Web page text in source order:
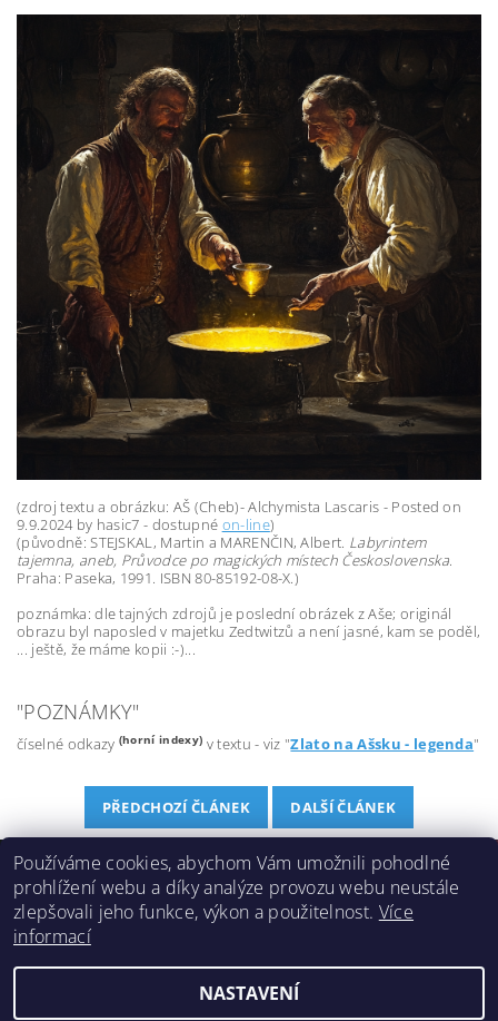
(zdroj textu a obrázku: AŠ (Cheb)- Alchymista Lascaris - Posted on
9.9.2024 by hasic7 - dostupné on-line)
(původně: STEJSKAL, Martin a MARENČIN, Albert. Labyrintem
tajemna, aneb, Průvodce po magických místech Československa.
Praha: Paseka, 1991. ISBN 80-85192-08-X.)
poznámka: dle tajných zdrojů je poslední obrázek z Aše; originál
obrazu byl naposled v majetku Zedtwitzů a není jasné, kam se poděl,
... ještě, že máme kopii :-)...
"POZNÁMKY"
číselné odkazy (horní indexy) v textu - viz "Zlato na Ašsku - legenda"
PŘEDCHOZÍ ČLÁNEK DALŠÍ ČLÁNEK
e-shop - DobreCaje.cz | geologické vycházky Ašskem
Čertovy skály Aš Na volné noze Ašská čajová pohoda
čajová školka
Používáme cookies, abychom Vám umožnili pohodlné
prohlížení webu a díky analýze provozu webu neustále
zlepšovali jeho funkce, výkon a použitelnost. Více
informací
NASTAVENÍ